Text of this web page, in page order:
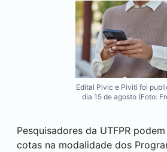
Edital Pivic e Piviti foi
dia 15 de agosto (Foto:
Pesquisadores da UTFPR
cotas na modalidade dos